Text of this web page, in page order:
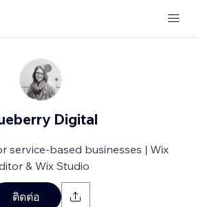
Digital
service-based businesses | Wix
& Wix Studio
ติดต่อ